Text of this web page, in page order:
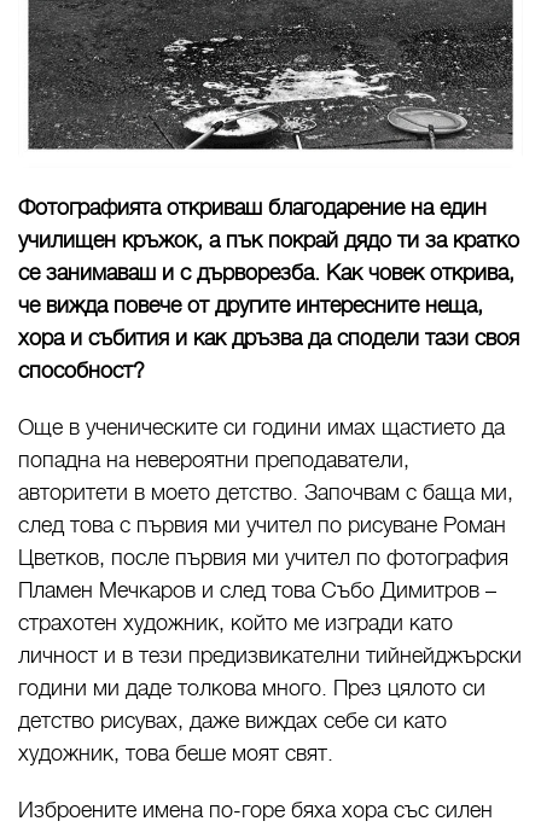
Фотографията откриваш благодарение на един
училищен кръжок, а пък покрай дядо ти за кратко
се занимаваш и с дърворезба. Как човек открива,
че вижда повече от другите интересните неща,
хора и събития и как дръзва да сподели тази своя
способност?
Още в ученическите си години имах щастието да
попадна на невероятни преподаватели,
авторитети в моето детство. Започвам с баща ми,
след това с първия ми учител по рисуване Роман
Цветков, после първия ми учител по фотография
Пламен Мечкаров и след това Събо Димитров –
страхотен художник, който ме изгради като
личност и в тези предизвикателни тийнейджърски
години ми даде толкова много. През цялото си
детство рисувах, даже виждах себе си като
художник, това беше моят свят.
Изброените имена по-горе бяха хора със силен